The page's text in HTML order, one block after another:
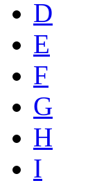
D
E
F
G
H
I